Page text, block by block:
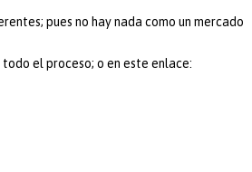
pues no hay nada como un mercado
el proceso; o en este enlace: